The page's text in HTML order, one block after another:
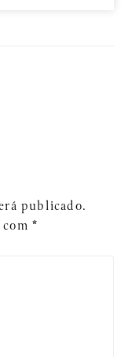
publicado.
*